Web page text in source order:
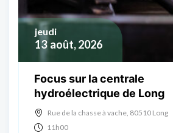
13 août, 2026
jeudi
Focus sur la centrale
hydroélectrique de Long
Rue de la chasse à vache, 80510 Long
11h00